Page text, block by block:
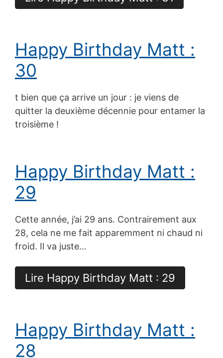
Happy Birthday Matt :
30
t bien que ça arrive un jour : je viens de
quitter la deuxième décennie pour entamer la
troisième !
Happy Birthday Matt :
29
Cette année, j’ai 29 ans. Contrairement aux
28, cela ne me fait apparemment ni chaud ni
froid. Il va juste…
Lire Happy Birthday Matt : 29
Happy Birthday Matt :
28